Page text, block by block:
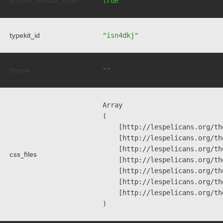
typekit_id "isn4dkj"
""
css_files
Array
(
[http://lespelicans.org/
[http://lespelicans.org/
[http://lespelicans.org/
[http://lespelicans.org/
[http://lespelicans.org/
[http://lespelicans.org/
[http://lespelicans.org/